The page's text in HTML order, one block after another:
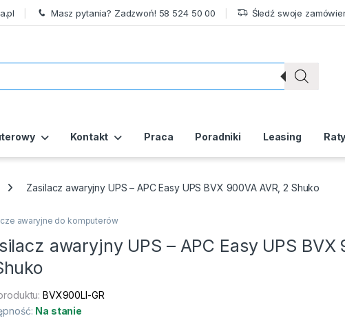
Masz pytania? Zadzwoń! 58 524 50 00 Śledź swoje
Kontakt Praca Poradniki Leasing Raty
Zasilacz awaryjny UPS – APC Easy UPS BVX 900VA AVR, 2 Shuko
awaryjne do komputerów
awaryjny UPS – APC Easy UPS BVX
BVX900LI-GR
Na stanie